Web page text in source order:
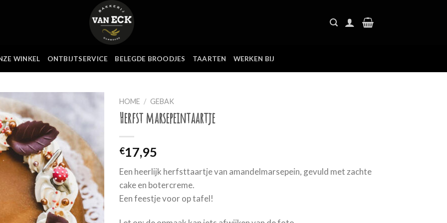
WINKEL ONTBIJTSERVICE BELEGDE BROODJES TAARTEN WERKEN BIJ
HOME / GEBAK
Herfst marsepeintaartje
€17,95
Een heerlijk herfsttaartje van amandelmarsepein, gevuld met zachte
cake en botercreme.
Een feestje voor op tafel!